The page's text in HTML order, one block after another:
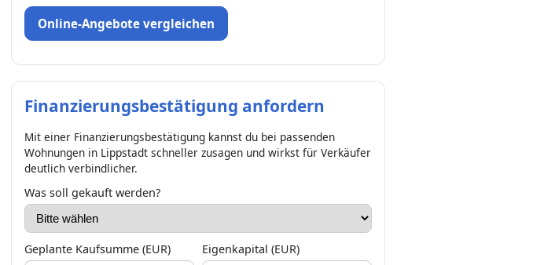
Online-Angebote vergleichen
Finanzierungsbestätigung anfordern
Mit einer Finanzierungsbestätigung kannst du bei passenden
Wohnungen in Lippstadt schneller zusagen und wirkst für Verkäufer
deutlich verbindlicher.
Was soll gekauft werden?
Geplante Kaufsumme (EUR) Eigenkapital (EUR)